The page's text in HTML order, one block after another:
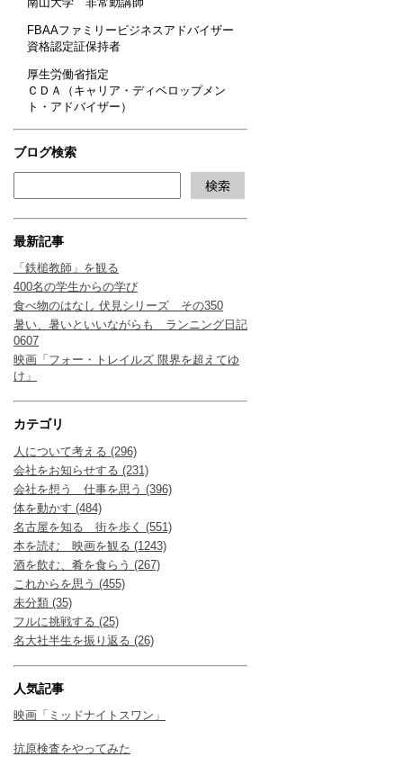
FBAAファミリービジネスアドバイザー
資格認定証保持者
厚生労働省指定
ＣＤＡ（キャリア・ディベロップメン
ト・アドバイザー）
ブログ検索
最新記事
「鉄槌教師」を観る
400名の学生からの学び
食べ物のはなし 伏見シリーズ その350
暑い、暑いといいながらも ランニング日記
0607
映画「フォー・トレイルズ 限界を超えてゆ
け」
カテゴリ
人について考える (296)
会社をお知らせする (231)
会社を想う 仕事を思う (396)
体を動かす (484)
名古屋を知る 街を歩く (551)
本を読む 映画を観る (1243)
酒を飲む、肴を食らう (267)
これからを思う (455)
未分類 (35)
フルに挑戦する (25)
名大社半生を振り返る (26)
人気記事
映画「ミッドナイトスワン」
抗原検査をやってみた